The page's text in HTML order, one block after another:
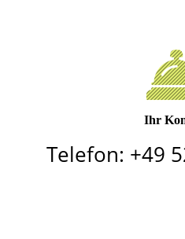
Ihr
Telefon: +49